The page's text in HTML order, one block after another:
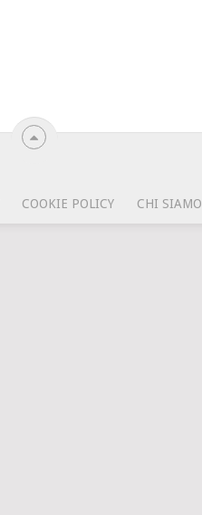
COOKIE POLICY CHI SIAMO